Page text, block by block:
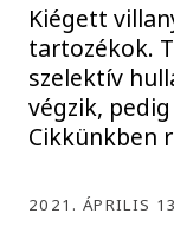
Kiégett
tartozékok.
szelektív
végzik,
Cikkünkben
2021. ÁPRILIS